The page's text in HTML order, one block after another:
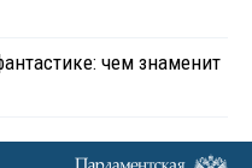
чем знаменит